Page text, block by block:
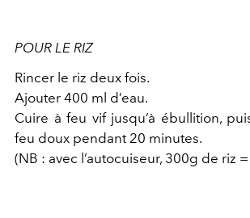
POUR LE RIZ
Rincer le riz deux fois.
Ajouter 400 ml d’eau.
Cuire à feu vif jusqu’à ébullition,
feu doux pendant 20 minutes.
(NB : avec l’autocuiseur, 300g de riz